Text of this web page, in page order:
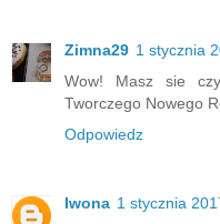
Zimna29 1 stycznia
Wow! Masz sie
Tworczego Nowego
Odpowiedz
Iwona 1 stycznia